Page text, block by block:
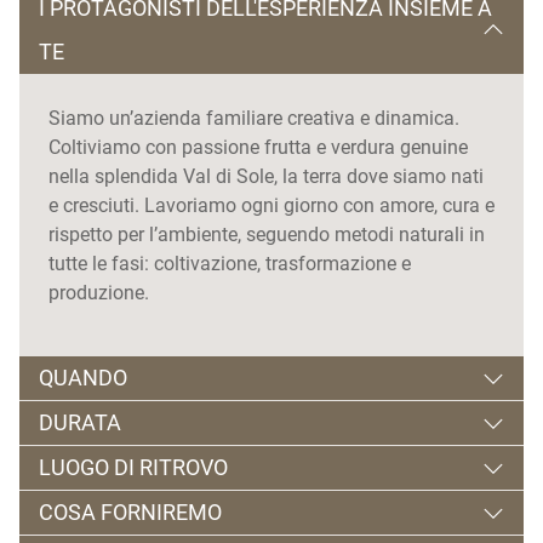
I PROTAGONISTI DELL'ESPERIENZA INSIEME A
TE
Siamo un’azienda familiare creativa e dinamica.
Coltiviamo con passione frutta e verdura genuine
nella splendida Val di Sole, la terra dove siamo nati
e cresciuti. Lavoriamo ogni giorno con amore, cura e
rispetto per l’ambiente, seguendo metodi naturali in
tutte le fasi: coltivazione, trasformazione e
produzione.
QUANDO
Tutti i venerdì dal 5 giugno all'11 settembre
Orario:
Dalle 16.00 alle 18.00
DURATA
2 ore circa
LUOGO DI RITROVO
Gustonatura | Via Molini, 31/33 - Malè
COSA FORNIREMO